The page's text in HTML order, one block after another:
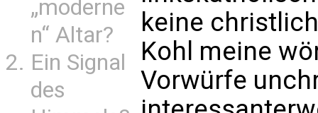
„moderne
n“ Altar?
Ein Signal
des
keine
Kohl meine
Vorwürfe